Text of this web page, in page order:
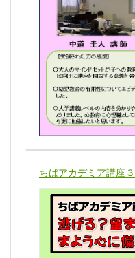
ちばアカデミア講座３